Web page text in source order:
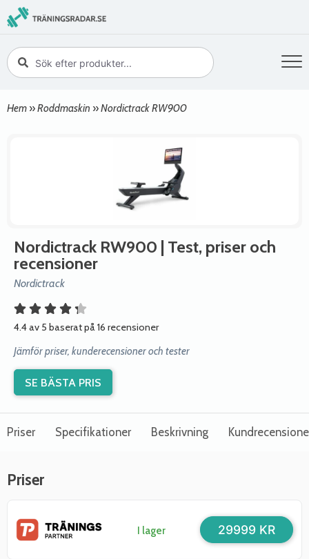
Hem »Roddmaskin »Nordictrack RW900
Nordictrack RW900 | Test, priser och
recensioner
Nordictrack
4.4 av 5 baserat på 16 recensioner
Jämför priser, kunderecensioner och tester
SE BÄSTA PRIS
Priser Specifikationer Beskrivning
Priser
I lager 29999 KR